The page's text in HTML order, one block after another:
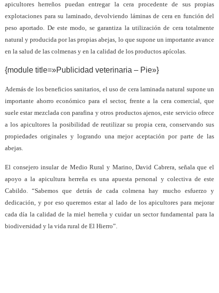
apicultores herreños puedan entregar la cera procedente de sus propias
explotaciones para su laminado, devolviendo láminas de cera en función del
peso aportado. De este modo, se garantiza la utilización de cera totalmente
natural y producida por las propias abejas, lo que supone un importante avance
en la salud de las colmenas y en la calidad de los productos apícolas.
{module title=»Publicidad veterinaria – Pie»}
Además de los beneficios sanitarios, el uso de cera laminada natural supone un
importante ahorro económico para el sector, frente a la cera comercial, que
suele estar mezclada con parafina y otros productos ajenos, este servicio ofrece
a los apicultores la posibilidad de reutilizar su propia cera, conservando sus
propiedades originales y logrando una mejor aceptación por parte de las
abejas.
El consejero insular de Medio Rural y Marino, David Cabrera, señala que el
apoyo a la apicultura herreña es una apuesta personal y colectiva de este
Cabildo. “Sabemos que detrás de cada colmena hay mucho esfuerzo y
dedicación, y por eso queremos estar al lado de los apicultores para mejorar
cada día la calidad de la miel herreña y cuidar un sector fundamental para la
biodiversidad y la vida rural de El Hierro”.